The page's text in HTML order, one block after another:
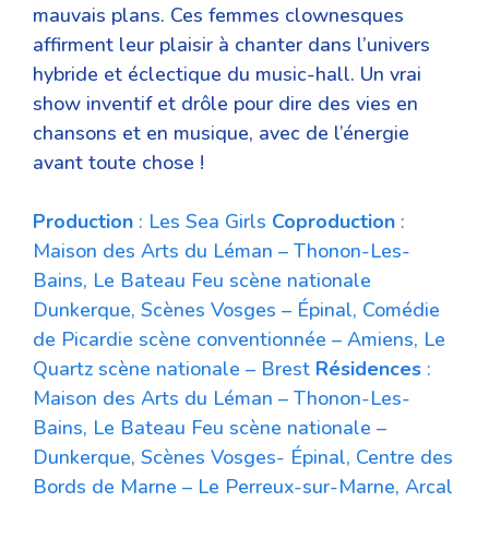
mauvais plans. Ces femmes clownesques
affirment leur plaisir à chanter dans l’univers
hybride et éclectique du music-hall. Un vrai
show inventif et drôle pour dire des vies en
chansons et en musique, avec de l’énergie
avant toute chose !
Production : Les Sea Girls Coproduction :
Maison des Arts du Léman – Thonon-Les-
Bains, Le Bateau Feu scène nationale
Dunkerque, Scènes Vosges – Épinal, Comédie
de Picardie scène conventionnée – Amiens, Le
Quartz scène nationale – Brest Résidences :
Maison des Arts du Léman – Thonon-Les-
Bains, Le Bateau Feu scène nationale –
Dunkerque, Scènes Vosges- Épinal, Centre des
Bords de Marne – Le Perreux-sur-Marne, Arcal